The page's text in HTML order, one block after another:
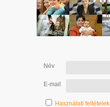
Név
E-mail
Használati feltételek